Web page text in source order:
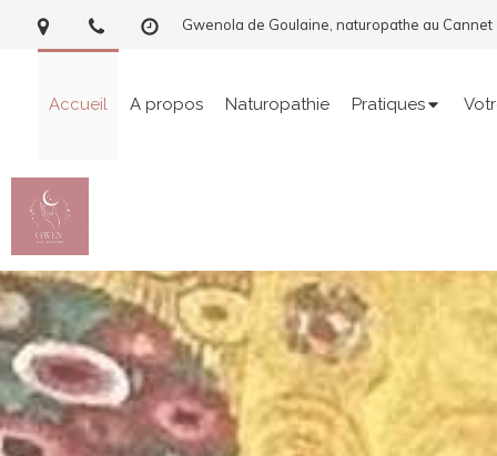
Gwenola de Goulaine, naturopathe au Cannet
Accueil A propos Naturopathie Pratiques